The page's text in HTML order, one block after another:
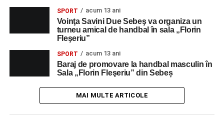
SPORT acum 13 ani
Voinţa Savini Due Sebeş va organiza un
turneu amical de handbal în sala „Florin
Fleşeriu”
SPORT acum 13 ani
Baraj de promovare la handbal masculin în
Sala „Florin Fleşeriu” din Sebeș
MAI MULTE ARTICOLE